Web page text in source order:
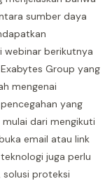
sumber daya
webinar berikutnya
Group yang
mengenai
yang
dari mengikuti
email atau link
juga perlu
solusi proteksi